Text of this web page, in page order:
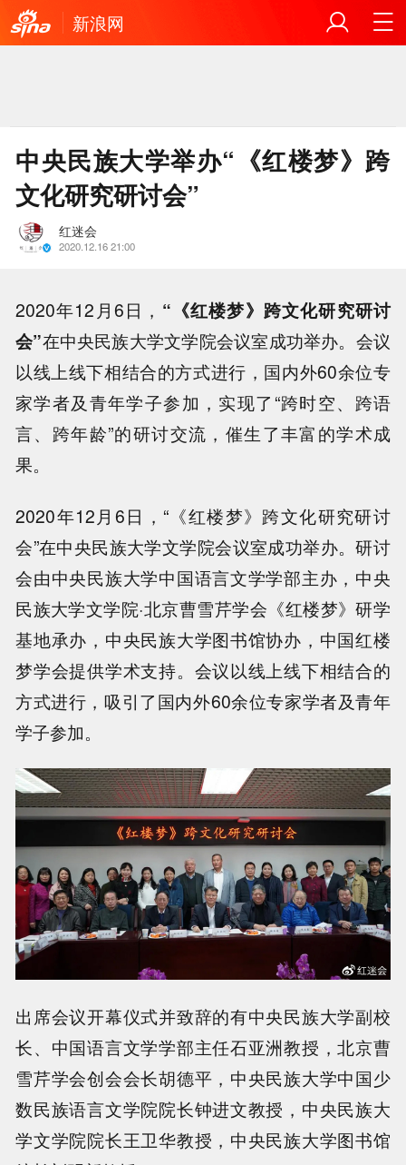
新浪网
中央民族大学举办“《红楼梦》跨
文化研究研讨会”
红迷会
2020.12.16 21:00
2020年12月6日， “《红楼梦》跨文化研究研讨
会”在中央民族大学文学院会议室成功举办。会议
以线上线下相结合的方式进行，国内外60余位专
家学者及青年学子参加，实现了“跨时空、跨语
言、跨年龄”的研讨交流，催生了丰富的学术成
果。
2020年12月6日，“《红楼梦》跨文化研究研讨
会”在中央民族大学文学院会议室成功举办。研讨
会由中央民族大学中国语言文学学部主办，中央
民族大学文学院·北京曹雪芹学会《红楼梦》研学
基地承办，中央民族大学图书馆协办，中国红楼
梦学会提供学术支持。会议以线上线下相结合的
方式进行，吸引了国内外60余位专家学者及青年
学子参加。
出席会议开幕仪式并致辞的有中央民族大学副校
长、中国语言文学学部主任石亚洲教授，北京曹
雪芹学会创会会长胡德平，中央民族大学中国少
数民族语言文学院院长钟进文教授，中央民族大
学文学院院长王卫华教授，中央民族大学图书馆